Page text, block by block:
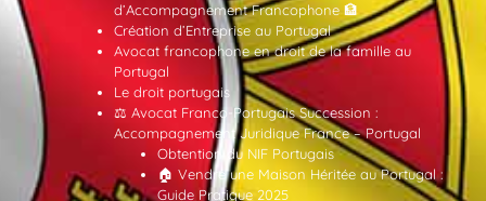
d’Accompagnement Francophone 🏦
Création d’Entreprise au Portugal
Avocat francophone en droit de la famille au
Portugal
Le droit portugais
⚖️ Avocat Franco-Portugais Succession :
Accompagnement Juridique France – Portugal
Obtention du NIF Portugais
🏠 Vendre une Maison Héritée au Portugal :
Guide Pratique 2025